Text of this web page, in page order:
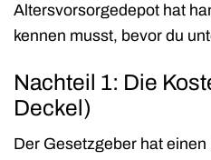
Altersvorsorgedepot hat
kennen musst, bevor du
Nachteil 1: Die
Deckel)
Der Gesetzgeber hat